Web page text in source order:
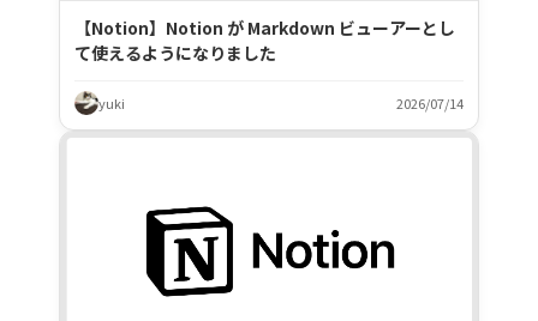
【Notion】Notion が Markdown ビューアーとし
て使えるようになりました
yuki 2026/07/14